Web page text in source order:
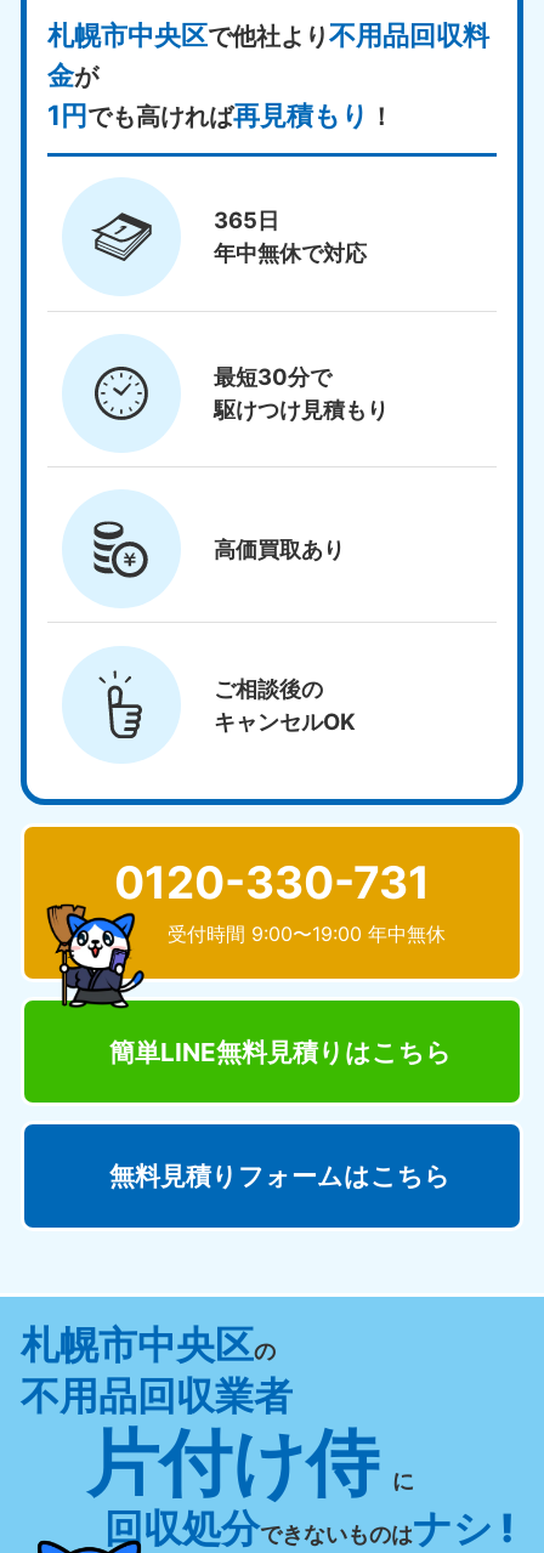
札幌市中央区で他社より不用品回収料
金が
1円でも高ければ再見積もり ！
365日
年中無休で対応
最短30分で
駆けつけ見積もり
高価買取あり
ご相談後の
キャンセルOK
0120-330-731
受付時間 9:00〜19:00 年中無休
簡単LINE無料見積り はこちら
無料見積りフォームはこちら
札幌市中央区の
不用品回収業者
片付け侍 に
回収処分できないものはナシ !